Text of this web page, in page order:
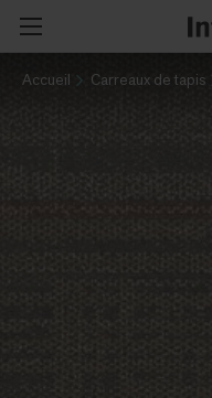
Accueil Carreaux de tapis